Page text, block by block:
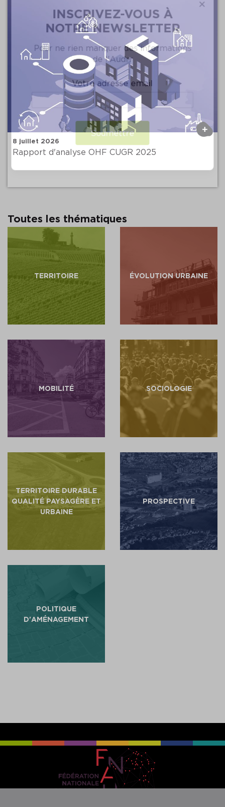
Précédent
+
8 juillet 2026
Rapport d'analyse OHF CUGR 2025
Toutes les thématiques
TERRITOIRE ÉVOLUTION URBAINE
MOBILITÉ SOCIOLOGIE
TERRITOIRE DURABLE
QUALITÉ PAYSAGÈRE ET
URBAINE
PROSPECTIVE
POLITIQUE
D'AMÉNAGEMENT
×
INSCRIVEZ-VOUS À
NOTRE NEWSLETTER
Pour ne rien manquer des informations
de l'Audrr
Votre adresse email
Soumettre